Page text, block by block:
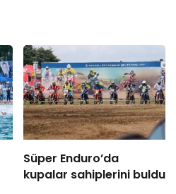
Süper Enduro’da
kupalar sahiplerini buldu